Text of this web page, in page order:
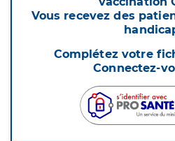
Vous recevez des
Complétez votre
Connectez-